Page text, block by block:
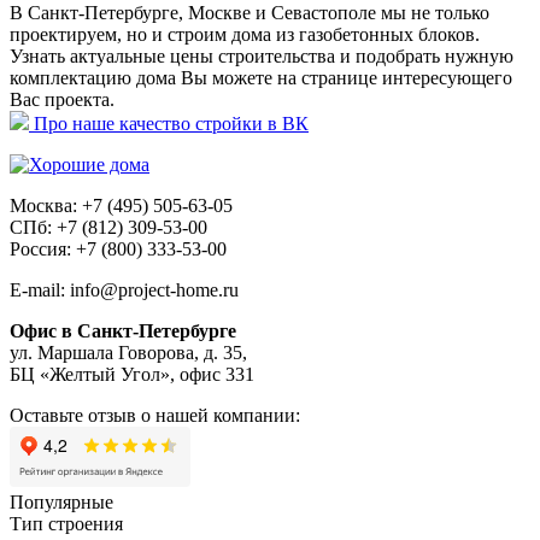
В Санкт-Петербурге, Москве и Севастополе мы не только
проектируем, но и строим дома из газобетонных блоков.
Узнать актуальные цены строительства и подобрать нужную
комплектацию дома Вы можете на странице интересующего
Вас проекта.
Про наше качество стройки в ВК
Москва: +7 (495) 505-63-05
СПб: +7 (812) 309-53-00
Россия: +7 (800) 333-53-00
E-mail: info@project-home.ru
Офис в Санкт-Петербурге
ул. Маршала Говорова, д. 35,
БЦ «Желтый Угол», офис 331
Оставьте отзыв о нашей компании:
Популярные
Тип строения